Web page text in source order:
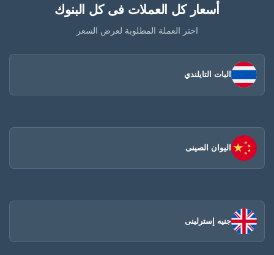
أسعار كل العملات فى كل البنوك
اختر العملة المطلوبة لعرض السعر
البات التايلندي
اليوان الصينى​
جنيه إسترلينى